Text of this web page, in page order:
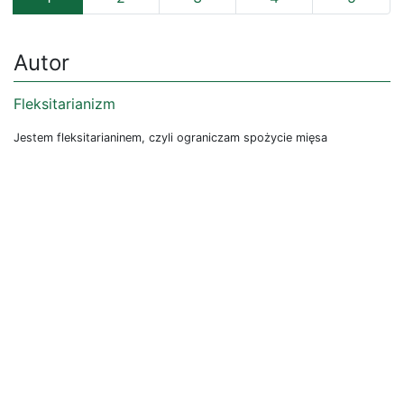
Autor
Fleksitarianizm
Jestem fleksitarianinem, czyli ograniczam spożycie mięsa